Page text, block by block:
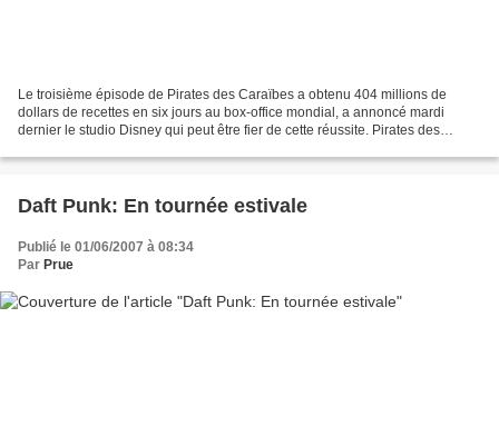
Le troisième épisode de Pirates des Caraïbes a obtenu 404 millions de
dollars de recettes en six jours au box-office mondial, a annoncé mardi
dernier le studio Disney qui peut être fier de cette réussite. Pirates des
Daft Punk: En tournée estivale
Publié le 01/06/2007 à 08:34
Par Prue